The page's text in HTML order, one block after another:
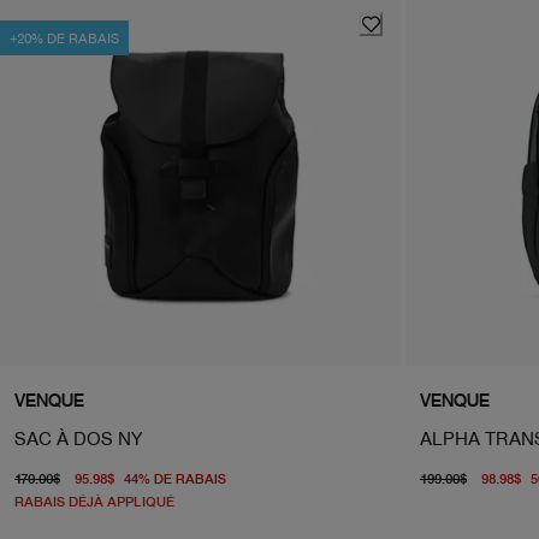
+20% DE RABAIS
VENQUE
SAC À DOS NY
170.00$ prix d'origine 170.00$
95.98$ 44% DE RABAISprix actuel 95.98$
RABAIS DÉJÀ APPLIQUÉ
VENQUE
ALPHA
199.00$ prix
98.98$